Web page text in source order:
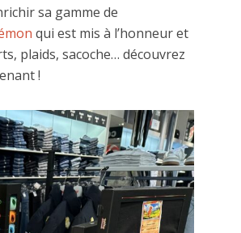
sa gamme de
qui est mis à l’honneur et
plaids, sacoche… découvrez
!